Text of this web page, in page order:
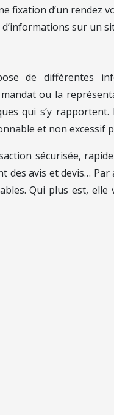
d’un rendez
sur un
de différentes
ou la
qui s’y
et non excessif
sécurisée,
avis et devis…
Qui plus est,